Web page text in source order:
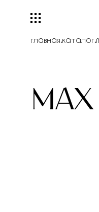
главная.каталог.